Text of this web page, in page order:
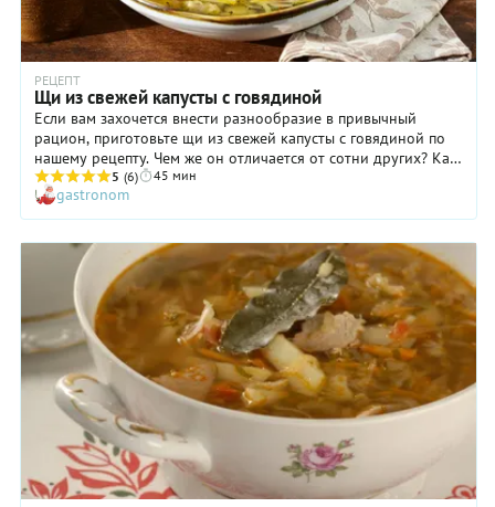
РЕЦЕПТ
Щи из свежей капусты с говядиной
Если вам захочется внести разнообразие в привычный
рацион, приготовьте щи из свежей капусты с говядиной по
нашему рецепту. Чем же он отличается от сотни других? Как
минимум тем, что в составе щей есть репа! Именно ею мы
заменили привычную картошку, и это самым наилучшим
образом отразилось на вкусе супа. Благодаря репе щи из
свежей капусты с говядиной приобретают яркие пикантные
ноты и особенный аромат. Попробуйте и, возможно, такой
вариант вам очень понравится и будет торжественно
занесен в список любимых домашних рецептов.
5 (6) 45 мин
gastronom